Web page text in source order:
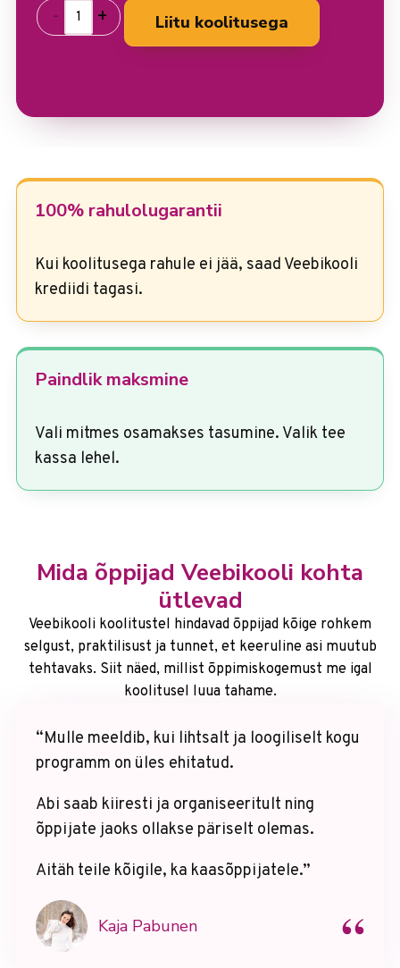
- + Liitu koolitusega
100% rahulolugarantii
Kui koolitusega rahule ei jää, saad Veebikooli
krediidi tagasi.
Paindlik maksmine
Vali mitmes osamakses tasumine. Valik tee
kassa lehel.
Mida õppijad Veebikooli kohta
ütlevad
Veebikooli koolitustel hindavad õppijad kõige rohkem
selgust, praktilisust ja tunnet, et keeruline asi muutub
tehtavaks. Siit näed, millist õppimiskogemust me igal
koolitusel luua tahame.
“Mulle meeldib, kui lihtsalt ja loogiliselt kogu
programm on üles ehitatud.
Abi saab kiiresti ja organiseeritult ning
õppijate jaoks ollakse päriselt olemas.
Aitäh teile kõigile, ka kaasõppijatele.”
Kaja Pabunen “